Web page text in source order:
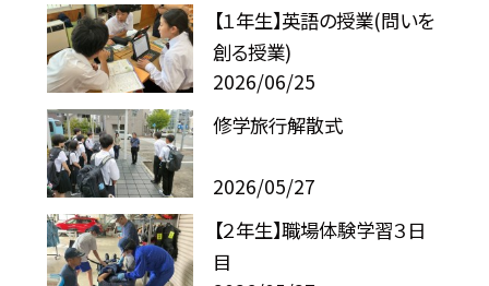
【１年生】英語の授業(問いを
創る授業)
2026/06/25
修学旅行解散式
2026/05/27
【２年生】職場体験学習３日
目